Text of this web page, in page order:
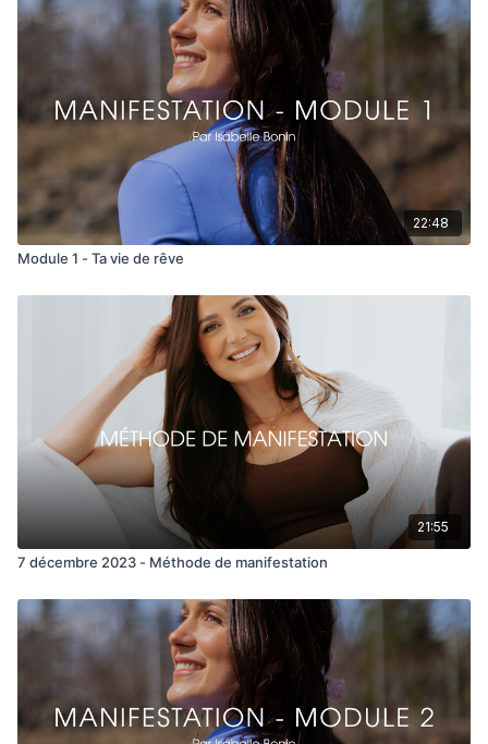
22:48
Module 1 - Ta vie de rêve
21:55
7 décembre 2023 - Méthode de manifestation